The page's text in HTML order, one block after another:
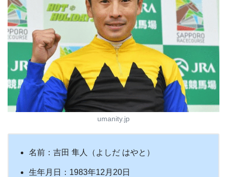
umanity.jp
名前：吉田 隼人（よしだ はやと）
生年月日：1983年12月20日